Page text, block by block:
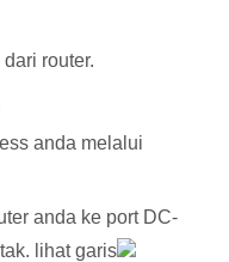
router.
anda melalui
anda ke port DC-
lihat garis